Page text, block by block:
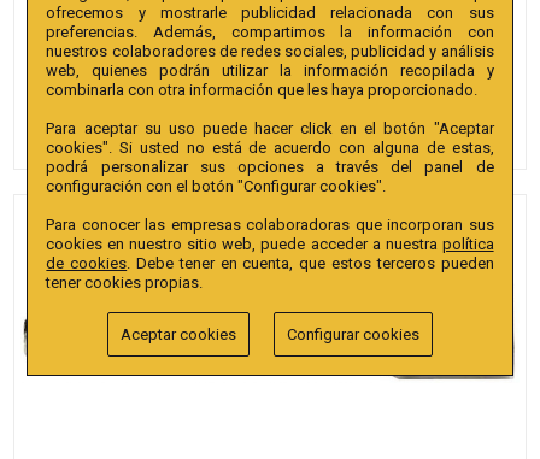
ofrecemos y mostrarle publicidad relacionada con sus
preferencias. Además, compartimos la información con
nuestros colaboradores de redes sociales, publicidad y análisis
web, quienes podrán utilizar la información recopilada y
combinarla con otra información que les haya proporcionado.
Para aceptar su uso puede hacer click en el botón "Aceptar
cookies". Si usted no está de acuerdo con alguna de estas,
podrá personalizar sus opciones a través del panel de
configuración con el botón "Configurar cookies".
Para conocer las empresas colaboradoras que incorporan sus
cookies en nuestro sitio web, puede acceder a nuestra política
de cookies. Debe tener en cuenta, que estos terceros pueden
tener cookies propias.
Aceptar cookies Configurar cookies